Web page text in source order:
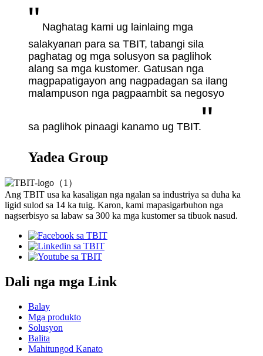
" Naghatag kami ug lainlaing mga
salakyanan para sa TBIT, tabangi sila
paghatag og mga solusyon sa paglihok
alang sa mga kustomer. Gatusan nga
magpapatigayon ang nagpadagan sa ilang
malampuson nga pagpaambit sa negosyo
sa paglihok pinaagi kanamo ug TBIT."
Yadea Group
Ang TBIT usa ka kasaligan nga ngalan sa industriya sa duha ka
ligid sulod sa 14 ka tuig. Karon, kami mapasigarbuhon nga
nagserbisyo sa labaw sa 300 ka mga kustomer sa tibuok nasud.
Dali nga mga Link
Balay
Mga produkto
Solusyon
Balita
Mahitungod Kanato